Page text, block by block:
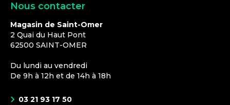
Nous contacter
Magasin de Saint-Omer
2 Quai du Haut Pont
62500 SAINT-OMER
Du lundi au vendredi
De 9h à 12h et de 14h à 18h
03 21 93 17 50